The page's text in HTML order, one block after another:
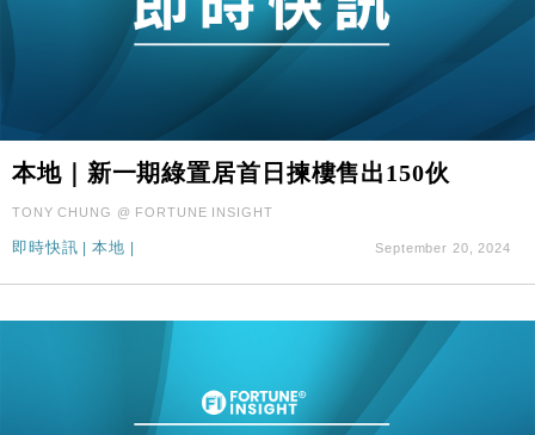
本地｜新一期綠置居首日揀樓售出150伙
TONY CHUNG @ FORTUNE INSIGHT
即時快訊 |本地 | September 20, 2024